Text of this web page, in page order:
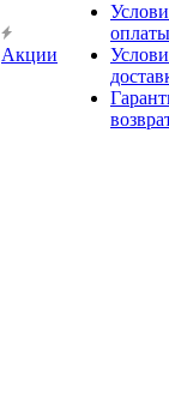
Акции
оплаты